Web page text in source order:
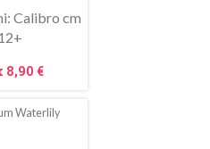
Calibro cm
8,90 €
Waterlily